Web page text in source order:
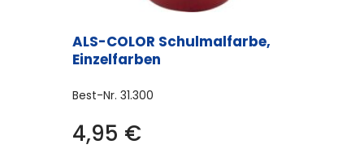
ALS-COLOR Schulmalfarbe,
Einzelfarben
Best-Nr. 31.300
4,95 €